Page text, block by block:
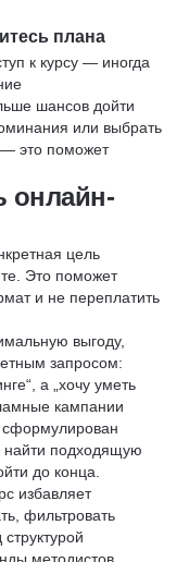
плана
к курсу — иногда
шансов дойти
или выбрать
— это поможет
онлайн-
цель
Это поможет
и не переплатить
выгоду,
запросом:
а „хочу уметь
кампании
сформулирован
найти подходящую
до конца.
избавляет
фильтровать